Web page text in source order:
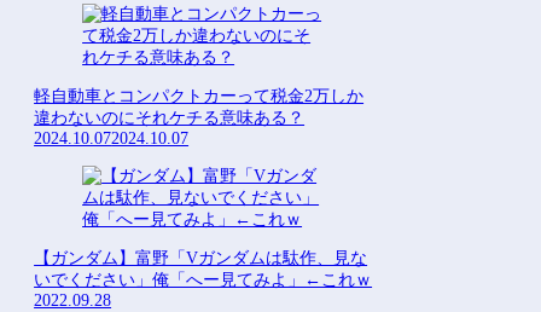
軽自動車とコンパクトカーって税金2万しか
違わないのにそれケチる意味ある？
2024.10.072024.10.07
【ガンダム】富野「Vガンダムは駄作、見な
いでください」俺「へー見てみよ」←これｗ
2022.09.28